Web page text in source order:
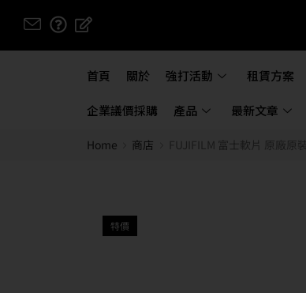
首頁 關於 強打活動 租賃方案
企業議價採購 產品 最新文章
Home 商店 FUJIFILM 富士軟片 原廠原
特價